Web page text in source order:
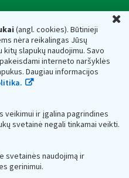
(angl. cookies). Būtinieji
nėra reikalingas Jūsų
slapukų naudojimu. Savo
interneto naršyklės
Daugiau informacijos
veikimui ir įgalina pagrindines
svetainė negali tinkamai veikti.
svetainės naudojimą ir
gerinimui.
— 188659752,
Vilnius, Lietuva, el.paštas:
188659752
inspekciją prie Lietuvos
ir saugomi Juridinių